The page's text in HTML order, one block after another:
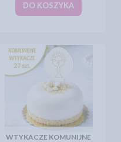
DO KOSZYKA
WTYKACZE KOMUNIJNE